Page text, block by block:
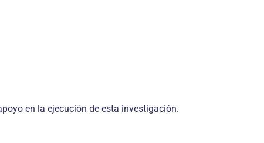
en la eje­cución de esta investigación.